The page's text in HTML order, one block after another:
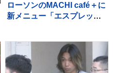
ローソンのMACHI café＋に
新メニュー「エスプレッソ